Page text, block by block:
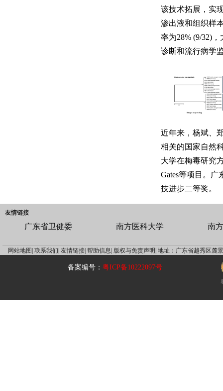
该技术拓展，实
渗出液和组织样
率为28% (9/32)
诊断和流行病学
近年来，杨斌、
相关的国家自然
大学在梅毒研究
Gates等项目。
技进步二等奖。
友情链接
广东省卫健委 南方医科大学 南
网站地图| 联系我们| 友情链接| 帮助信息| 版权与免责声明| 地址：广东省越秀区麓
备案编号：粤ICP备10222097号